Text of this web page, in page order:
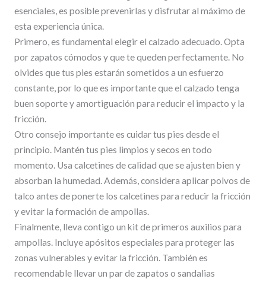
esenciales, es posible prevenirlas y disfrutar al máximo de
esta experiencia única.
Primero, es fundamental elegir el calzado adecuado. Opta
por zapatos cómodos y que te queden perfectamente. No
olvides que tus pies estarán sometidos a un esfuerzo
constante, por lo que es importante que el calzado tenga
buen soporte y amortiguación para reducir el impacto y la
fricción.
Otro consejo importante es cuidar tus pies desde el
principio. Mantén tus pies limpios y secos en todo
momento. Usa calcetines de calidad que se ajusten bien y
absorban la humedad. Además, considera aplicar polvos de
talco antes de ponerte los calcetines para reducir la fricción
y evitar la formación de ampollas.
Finalmente, lleva contigo un kit de primeros auxilios para
ampollas. Incluye apósitos especiales para proteger las
zonas vulnerables y evitar la fricción. También es
recomendable llevar un par de zapatos o sandalias